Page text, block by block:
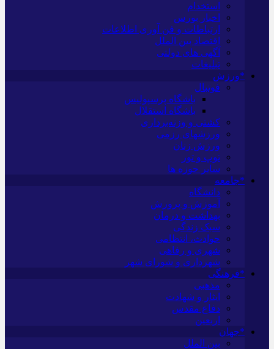
استخدام
اخبار بورس
ارتباطات و فن آوری اطلاعات
اقتصاد بین الملل
آگهی های دولتی
تبلیغات
*ورزش
فوتبال
باشگاه پرسپولیس
باشگاه استقلال
کشتی و وزنه‌برداری
ورزشهای رزمی
ورزش زنان
توپ و تور
سایر حوزه ها
*جامعه
دانشگاه
آموزش و پرورش
بهداشت و درمان
سبک زندگی
حوادث، انتظامی
شهری و رفاهی
شهرداری و شورای شهر
*فرهنگی
مذهبی
ایثار و شهادت
دفاع مقدس
اربعین
*جهان
بین الملل